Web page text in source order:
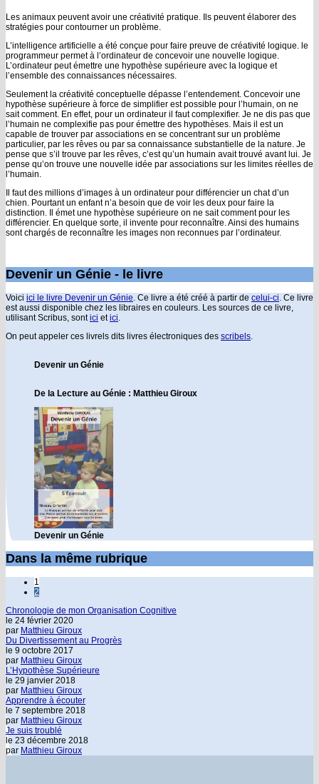
Les animaux peuvent avoir une créativité pratique. Ils peuvent élaborer des
stratégies pour contourner un problème.
L’intelligence artificielle a été conçue pour faire preuve de créativité logique. le
programmeur permet à l’ordinateur de concevoir une nouvelle logique.
L’ordinateur peut émettre une hypothèse supérieure avec la logique et
l’ensemble des connaissances nécessaires.
Seulement la créativité conceptuelle dépasse l’entendement. Concevoir une
hypothèse supérieure à force de simplifier est possible pour l’humain, on ne
sait comment. En effet, pour un ordinateur il faut complexifier. Je ne dis pas que
l’humain ne complexifie pas pour émettre des hypothèses. Mais il est un
capable de trouver par associations en se concentrant sur un problème
particulier, par les rêves ou par sa connaissance substantielle de la nature. Je
pense que s’il trouve par les rêves, c’est qu’un humain avait trouvé avant lui. Je
pense qu’on trouve une nouvelle idée par associations sur les limites réelles de
l’humain.
Il faut des millions d’images à un ordinateur pour différencier un chat d’un
chien. Pourtant un enfant n’a besoin que de voir les deux pour faire la
distinction. Il émet une hypothèse supérieure on ne sait comment pour les
différencier. En quelque sorte, il invente pour reconnaître. Ainsi des humains
sont chargés de reconnaître les images non reconnues par l’ordinateur.
Devenir un Génie - le livre
Voici ici le livre Devenir un Génie . Ce livre a été créé à partir de celui-ci . Ce livre
est aussi disponible chez les libraires en couleurs. Les sources de ce livre,
utilisant Scribus, sontici etici
On peut appeler ces livrels dits livres électroniques des scribels
Devenir un Génie
De la Lecture au Génie : Matthieu Giroux
Devenir un Génie
Dans la même rubrique
1
2
Chronologie de mon Organisation Cognitive
le 24 février 2020
par Matthieu Giroux
Du Divertissement au Progrès
le 9 octobre 2017
par Matthieu Giroux
L’Hypothèse Supérieure
le 29 janvier 2018
par Matthieu Giroux
Apprendre à écouter
le 7 septembre 2018
par Matthieu Giroux
Je suis troublé
le 23 décembre 2018
par Matthieu Giroux